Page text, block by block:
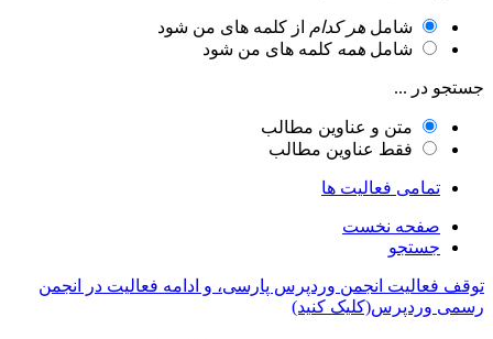
شامل هر کدام از کلمه های من شود
شامل همه کلمه های من شود
جستجو در ...
متن و عناوین مطالب
فقط عناوین مطالب
تمامی فعالیت ها
صفحه نخست
جستجو
توقف فعالیت انجمن وردپرس پارسی، و ادامه فعالیت در انجمن
رسمی وردپرس(کلیک کنید)